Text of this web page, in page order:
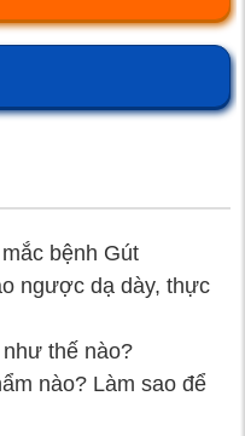
bệnh Gút
ngược dạ dày, thực
thế nào?
nào? Làm sao để